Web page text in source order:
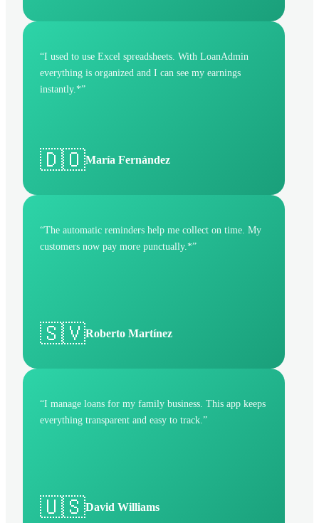
“I used to use Excel spreadsheets. With LoanAdmin
everything is organized and I can see my earnings
instantly.*”
🇩🇴María Fernández
“The automatic reminders help me collect on time. My
customers now pay more punctually.*”
🇸🇻Roberto Martínez
“I manage loans for my family business. This app keeps
everything transparent and easy to track.”
🇺🇸David Williams